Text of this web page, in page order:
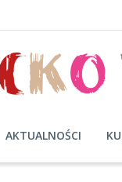
AKTUALNOŚCI